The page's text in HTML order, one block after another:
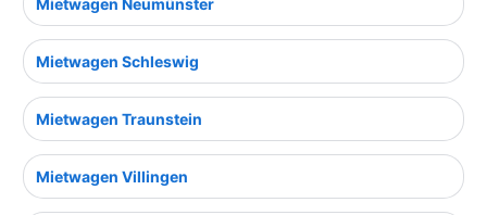
Mietwagen Neumünster
Mietwagen Schleswig
Mietwagen Traunstein
Mietwagen Villingen